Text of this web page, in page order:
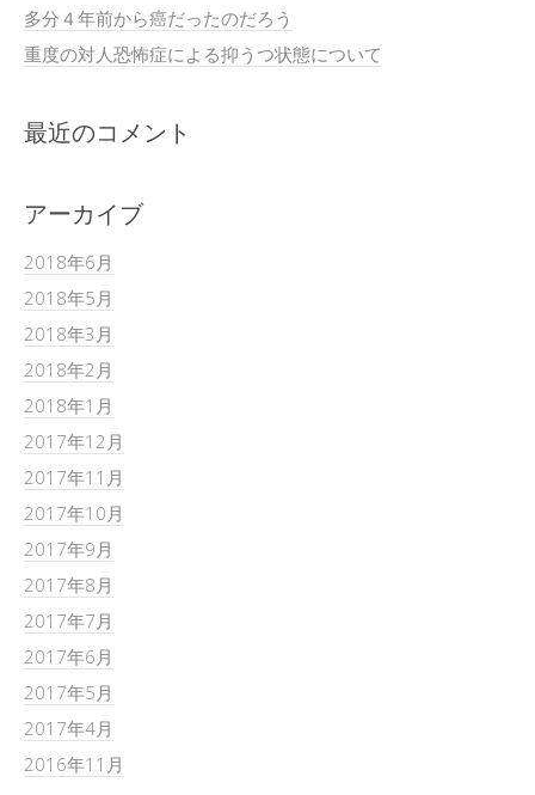
多分４年前から癌だったのだろう
重度の対人恐怖症による抑うつ状態について
最近のコメント
アーカイブ
2018年6月
2018年5月
2018年3月
2018年2月
2018年1月
2017年12月
2017年11月
2017年10月
2017年9月
2017年8月
2017年7月
2017年6月
2017年5月
2017年4月
2016年11月